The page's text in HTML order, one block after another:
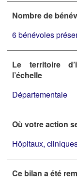
Nombre de
6 bénévoles
Le territoire
l’échelle
Départementale
Où votre action
Hôpitaux,
Ce bilan a été